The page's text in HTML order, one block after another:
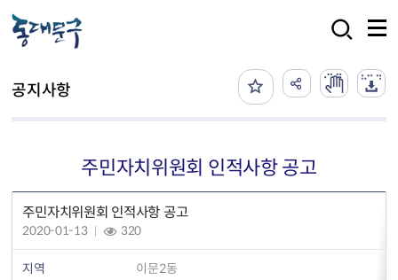
공지사항
주민자치위원회 인적사항 공고
주민자치위원회 인적사항 공고
2020-01-13 320
지역 이문2동